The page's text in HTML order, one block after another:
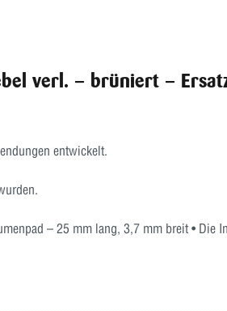
verl. – brüniert –
entwickelt.
– 25 mm lang, 3,7 mm breit • Die